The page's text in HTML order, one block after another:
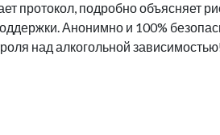
протокол, подробно объясняет
Анонимно и 100%
над алкогольной